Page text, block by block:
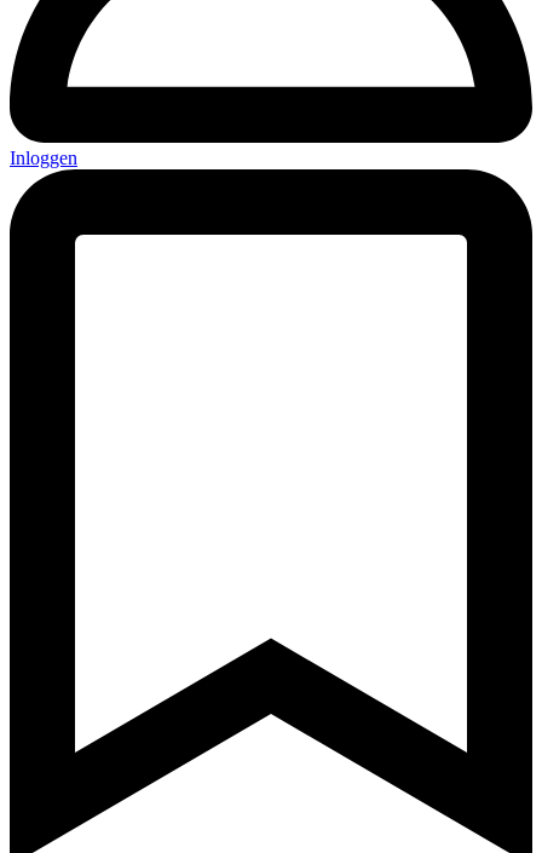
Inloggen